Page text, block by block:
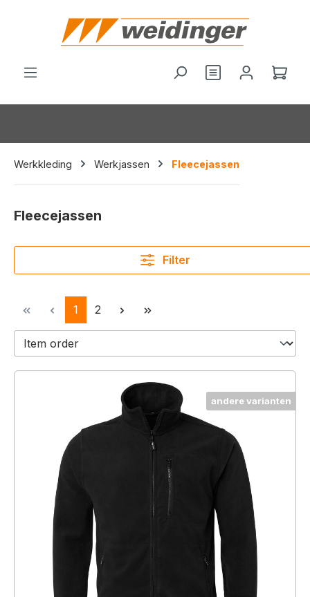
Je hebt 0 items
Werkkleding Werkjassen Fleecejassen
Fleecejassen
Filter
Pagina
1 Pagina
2
andere varianten